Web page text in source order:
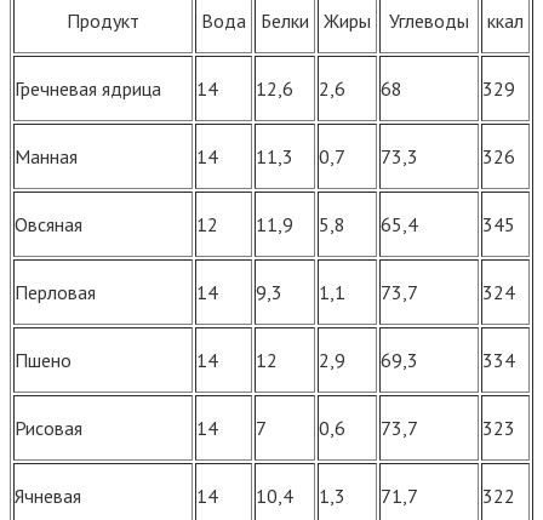
Продукт Вода Белки Жиры Углеводы ккал
Гречневая ядрица 14 12,6 2,6 68 329
Манная 14 11,3 0,7 73,3 326
Овсяная 12 11,9 5,8 65,4 345
Перловая 14 9,3 1,1 73,7 324
Пшено 14 12 2,9 69,3 334
Рисовая 14 7 0,6 73,7 323
Ячневая 14 10,4 1,3 71,7 322